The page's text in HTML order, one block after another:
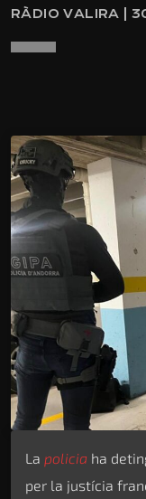
RÀDIO VALIRA |
La policia ha
per la justícia